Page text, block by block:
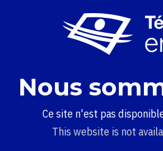
Nous
Ce site n'est pas
This website is not